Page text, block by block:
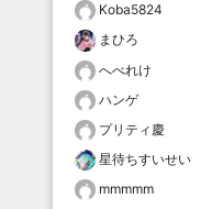
Koba5824
まひろ
へべれけ
ハンゲ
プリティ慶
星待ちすいせい
mmmmm